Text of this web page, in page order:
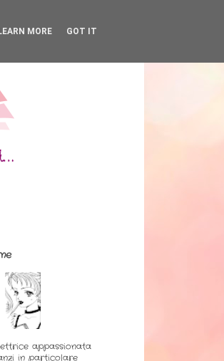
appassionata
in particolare
MORE GOT IT